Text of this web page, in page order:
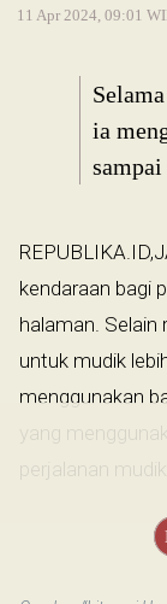
11 Apr 2024, 09:01
ia
sampai
kendaraan bagi
halaman. Selain
untuk mudik
menggunakan
yang
perjalanan